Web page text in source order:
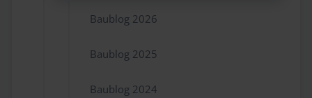
Baublog 2026
Baublog 2025
Baublog 2024